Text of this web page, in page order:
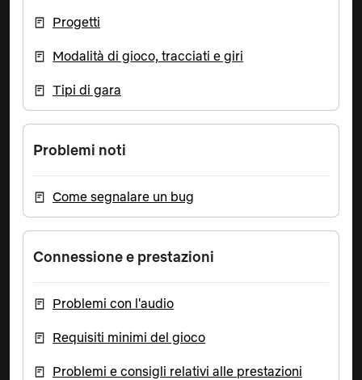
Progetti
Modalità di gioco, tracciati e giri
Tipi di gara
Problemi noti
Come segnalare un bug
Connessione e prestazioni
Problemi con l'audio
Requisiti minimi del gioco
Problemi e consigli relativi alle prestazioni